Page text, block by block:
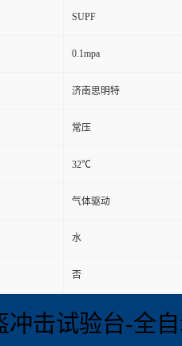
SUPF
0.1mpa
济南思明特
常压
32℃
气体驱动
水
否
冲击试验台-全